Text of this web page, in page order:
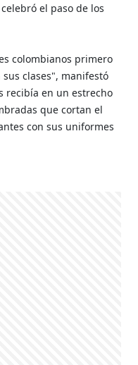
el paso de los
colombianos primero
clases", manifestó
recibía en un estrecho
que cortan el
con sus uniformes